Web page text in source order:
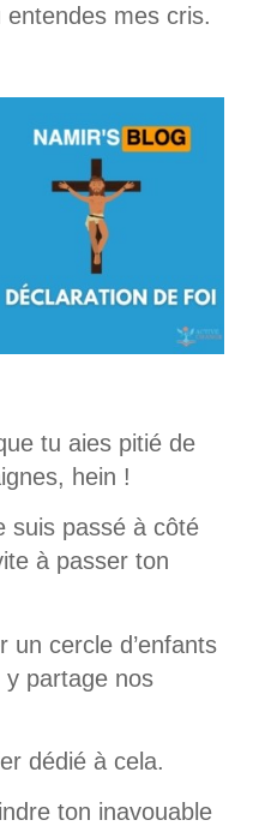
mes cris.
tu aies pitié de
hein !
suis passé à côté
à passer ton
un cercle d’enfants
y partage nos
dédié à cela.
ton inavouable